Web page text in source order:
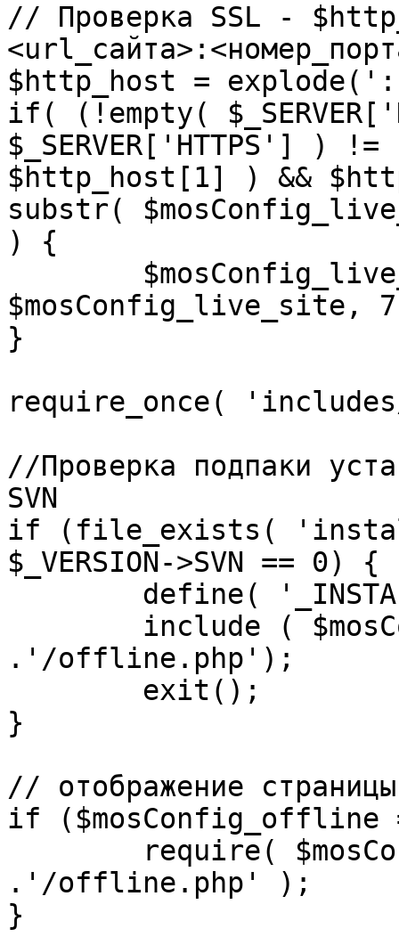
// Проверка SSL -
$http_host = explode(':',
if( (!empty(
$_SERVER['HTTPS']
$http_host[1] ) &&
substr(
) {
$mosConfig_live_site,
}
require_once(
//Проверка подпаки
SVN
if (file_exists(
$_VERSION->SVN == 0) {
.'/offline.php');
}
// отображение
if ($mosConfig_offline
.'/offline.php' );
}